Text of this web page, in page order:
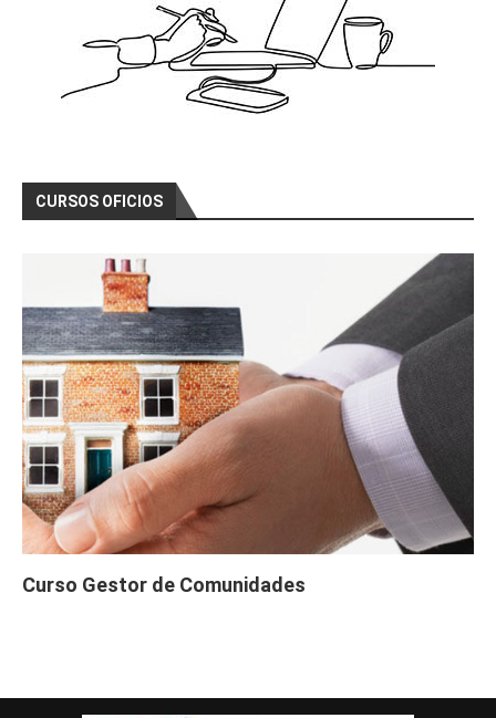
CURSOS OFICIOS
Curso Gestor de Comunidades